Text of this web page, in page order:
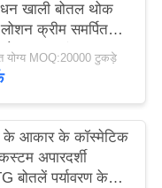
खाली बोतल थोक
लोशन क्रीम समर्पित
बोतल 20 दांत
योग्य MOQ:20000 टुकड़े
के आकार के कॉस्मेटिक
अपारदर्शी
बोतलें पर्यावरण के